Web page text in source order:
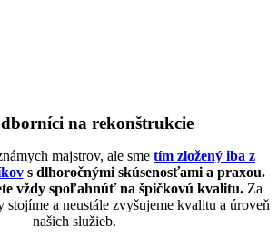
na rekonštrukcie
majstrov, ale sme tím zložený iba z
s dlhoročnými skúsenosťami a praxou.
vždy spoľahnúť na špičkovú kvalitu.Za
stojíme a neustále zvyšujeme kvalitu a úroveň
našich služieb.